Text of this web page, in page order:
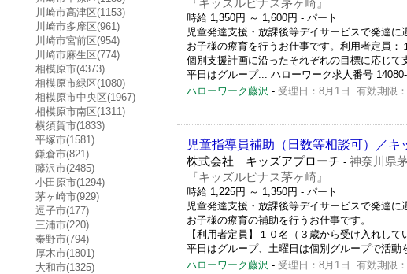
川崎市高津区(1153)
川崎市多摩区(961)
川崎市宮前区(954)
川崎市麻生区(774)
相模原市(4373)
相模原市緑区(1080)
相模原市中央区(1967)
相模原市南区(1311)
横須賀市(1833)
平塚市(1581)
鎌倉市(821)
藤沢市(2485)
小田原市(1294)
茅ヶ崎市(929)
逗子市(177)
三浦市(220)
秦野市(794)
厚木市(1801)
大和市(1325)
『キッズルピナス茅ヶ崎』
時給 1,350円 ～ 1,600円 - パート
児童発達支援・放課後等デイサービスで発達に
お子様の療育を行うお仕事です。利用者定員：
個別支援計画に沿ったそれぞれの目標に応じて
平日はグループ... ハローワーク求人番号
ハローワーク藤沢 - 受理日：8月1日 有効期限
児童指導員補助（日数等相談可）／キ
株式会社 キッズアプローチ - 神奈川県
『キッズルピナス茅ヶ崎』
時給 1,225円 ～ 1,350円 - パート
児童発達支援・放課後等デイサービスで発達に
お子様の療育の補助を行うお仕事です。
【利用者定員】１０名（３歳から受け入れして
平日はグループ、土曜日は個別グループで活
ハローワーク藤沢 - 受理日：8月1日 有効期限